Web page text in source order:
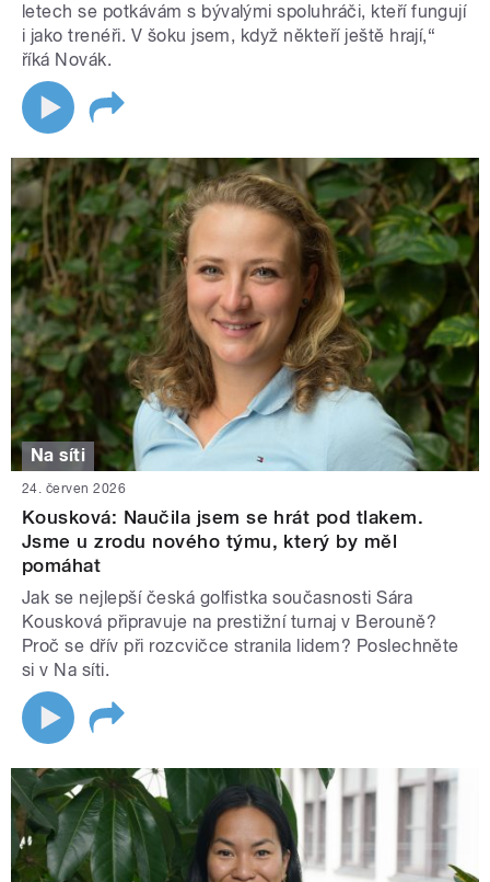
letech se potkávám s bývalými spoluhráči, kteří fungují
i jako trenéři. V šoku jsem, když někteří ještě hrají,“
říká Novák.
Na síti
24. červen 2026
Kousková: Naučila jsem se hrát pod tlakem.
Jsme u zrodu nového týmu, který by měl
pomáhat
Jak se nejlepší česká golfistka současnosti Sára
Kousková připravuje na prestižní turnaj v Berouně?
Proč se dřív při rozcvičce stranila lidem? Poslechněte
si v Na síti.